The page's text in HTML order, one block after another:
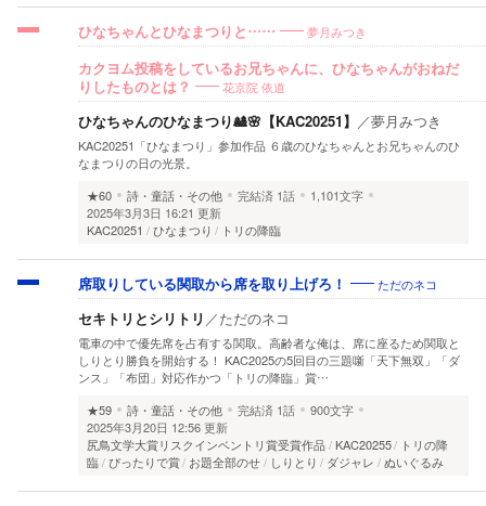
ひなちゃんとひなまつりと…… 夢月みつき
カクヨム投稿をしているお兄ちゃんに、ひなちゃんがおねだ
りしたものとは？
花京院 依道
ひなちゃんのひなまつり🎎🌸【KAC20251】 ／夢月みつき
KAC20251「ひなまつり」参加作品 ６歳のひなちゃんとお兄ちゃんのひ
なまつりの日の光景。
★60
詩・童話・その他 完結済 1話
1,101文字
2025年3月3日 16:21 更新
KAC20251
ひなまつり トリの降臨
席取りしている関取から席を取り上げろ！ ただのネコ
セキトリとシリトリ ／ただのネコ
電車の中で優先席を占有する関取。高齢者な俺は、席に座るため関取と
しりとり勝負を開始する！ KAC2025の5回目の三題噺「天下無双」「ダ
ンス」「布団」対応作かつ「トリの降臨」賞…
★59
詩・童話・その他 完結済 1話
900文字
2025年3月20日 12:56 更新
尻鳥文学大賞リスクインベントリ賞受賞作品
KAC20255
トリの降
臨
ぴったりで賞 お題全部のせ しりとり ダジャレ ぬいぐるみ